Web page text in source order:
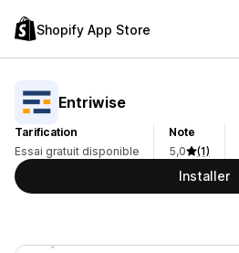
Shopify App Store
Entriwise
Tarification
Essai gratuit disponible
Note
5,0
(1)
Installer